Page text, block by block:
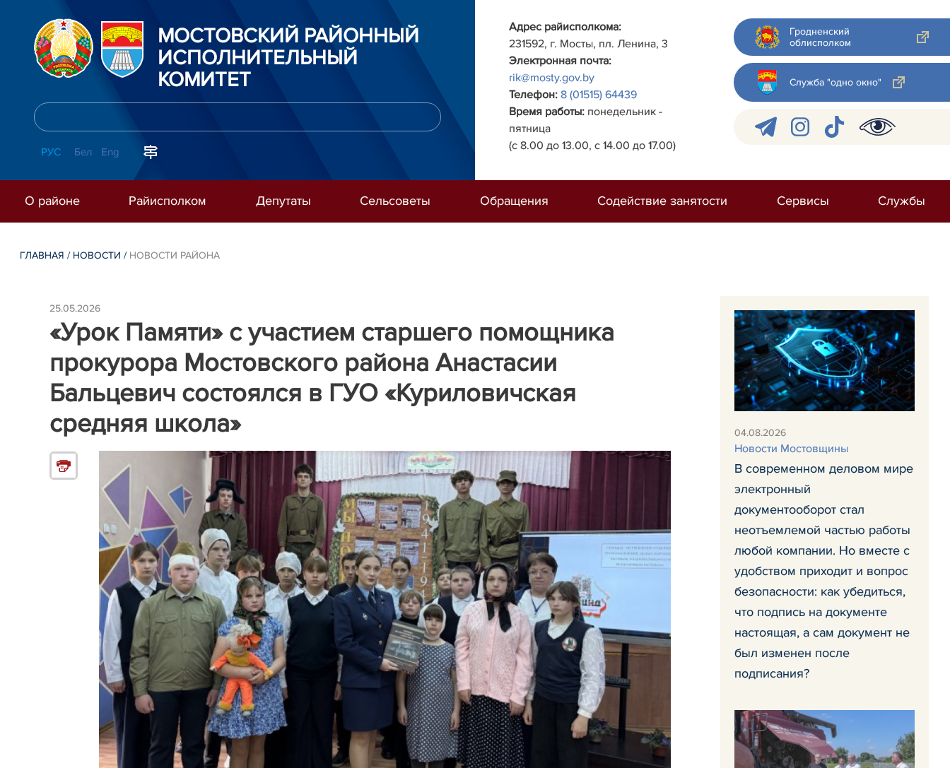
МОСТОВСКИЙ РАЙОННЫЙ
ИСПОЛНИТЕЛЬНЫЙ
КОМИТЕТ
РУС Бел Eng
Адрес райисполкома:
231592, г. Мосты, пл. Ленина, 3
Электронная почта:
rik@mosty.gov.by
Телефон: 8 (01515) 64439
Время работы: понедельник -
пятница
(с 8.00 до 13.00, с 14.00 до 17.00)
Гродненский
облисполком
Служба "одно окно"
О районе Райисполком Депутаты Сельсоветы Обращения Содействие занятости Сервисы Службы
ГЛАВНАЯ / НОВОСТИ / НОВОСТИ РАЙОНА
25.05.2026
«Урок Памяти» с участием старшего помощника
прокурора Мостовского района Анастасии
Бальцевич состоялся в ГУО «Куриловичская
средняя школа»
04.08.2026
Новости Мостовщины
В современном деловом мире
электронный
документооборот стал
неотъемлемой частью работы
любой компании. Но вместе с
удобством приходит и вопрос
безопасности: как убедиться,
что подпись на документе
настоящая, а сам документ не
был изменен после
подписания?